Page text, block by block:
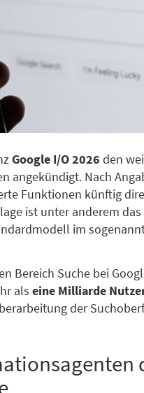
Google I/O 2026 den
angekündigt. Nach
Funktionen künftig
ist unter anderem
im
Bereich Suche bei
als eine Milliarde
der